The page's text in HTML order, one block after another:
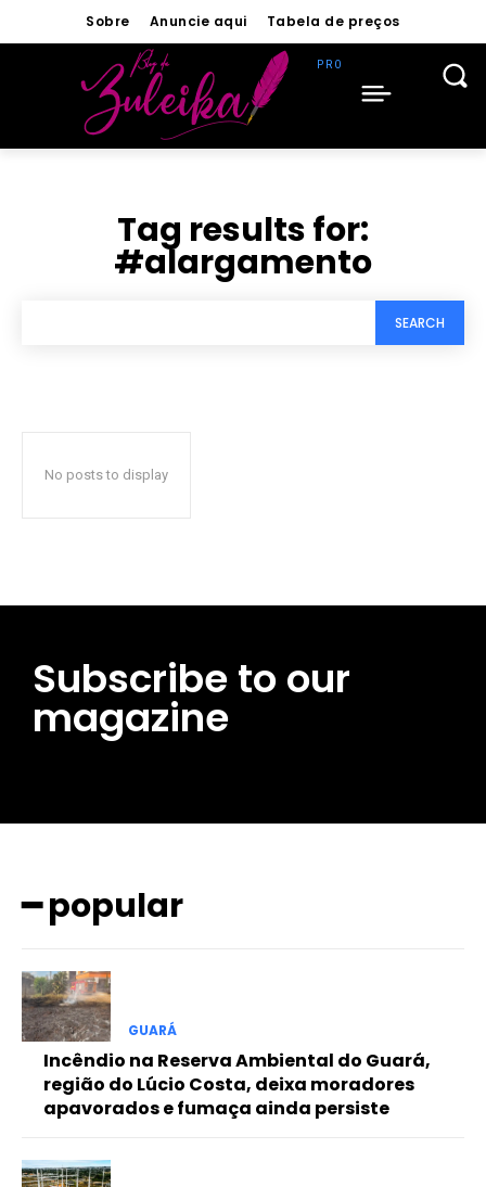
━ pricing plans
Free
Included for free:
Etiam est nibh, lobortis sit
Ut mollis pellentesque tortor
Sobre Anuncie aqui Tabela de preços
Tag results for:
#alargamento
SEARCH
No posts to display
Subscribe to our
magazine
━ popular
GUARÁ
Incêndio na Reserva Ambiental do Guará,
região do Lúcio Costa, deixa moradores
apavorados e fumaça ainda persiste